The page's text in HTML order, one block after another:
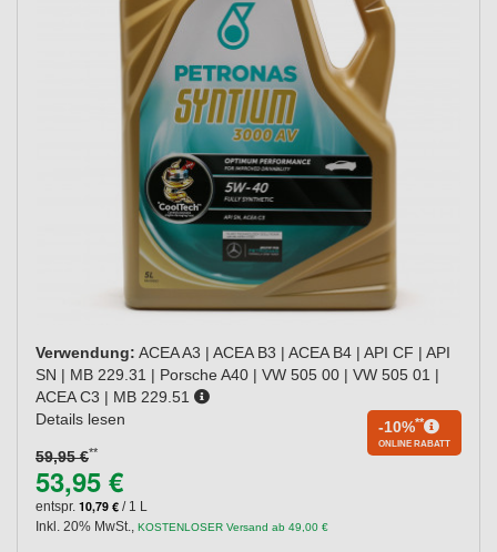
Verwendung: ACEA A3 | ACEA B3 | ACEA B4 | API CF | API
SN | MB 229.31 | Porsche A40 | VW 505 00 | VW 505 01 |
ACEA C3 | MB 229.51
Details lesen
59,95 €**
-10%**
ONLINE RABATT
53,95 €
entspr. 10,79 € / 1 L
Inkl. 20% MwSt., KOSTENLOSER Versand ab 49,00 €